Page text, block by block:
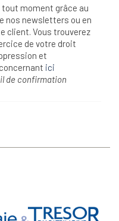
tout moment grâce au
nos newsletters ou en
client. Vous trouverez
de votre droit
et
ici
de confirmation